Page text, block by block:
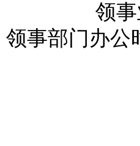
领事
领事部门办公